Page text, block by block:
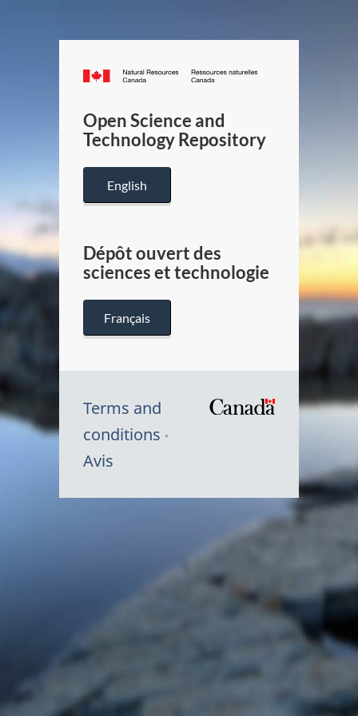
Canada.ca
/
Canada
Open Science and
Technology Repository
English
Dépôt ouvert des
sciences et technologie
Français
Terms and
conditions
Avis
du